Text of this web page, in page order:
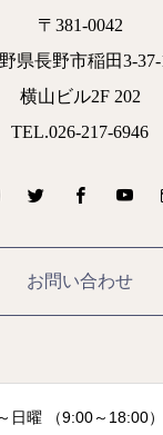
〒381-0042
県長野市稲田3-37-
横山ビル2F 202
TEL.026-217-6946
お問い合わせ
日曜 （9:00～18:00